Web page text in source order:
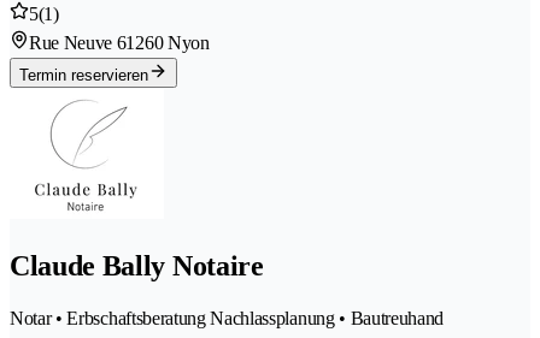
5(1)
Rue Neuve 61260 Nyon
Termin reservieren
Claude Bally Notaire
Notar • Erbschaftsberatung Nachlassplanung • Bautreuhand